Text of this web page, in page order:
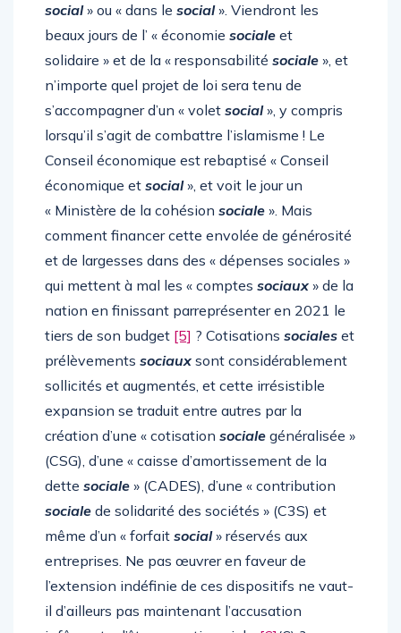
social» ou « dans le social». Viendront les
beaux jours de l’ « économie sociale et
solidaire » et de la « responsabilité sociale », et
n’importe quel projet de loi sera tenu de
s’accompagner d’un « volet social», y compris
lorsqu’il s’agit de combattre l’islamisme ! Le
Conseil économique est rebaptisé « Conseil
économique et social», et voit le jour un
« Ministère de la cohésion sociale ». Mais
comment financer cette envolée de générosité
et de largesses dans des « dépenses sociales »
qui mettent à mal les « comptes sociaux » de la
nation en finissant parreprésenter en 2021 le
tiers de son budget [5] ? Cotisations sociales et
prélèvements sociaux sont considérablement
sollicités et augmentés, et cette irrésistible
expansion se traduit entre autres par la
création d’une « cotisation sociale généralisée »
(CSG), d’une « caisse d’amortissement de la
dette sociale » (CADES), d’une « contribution
sociale de solidarité des sociétés » (C3S) et
même d’un « forfait social» réservés aux
entreprises. Ne pas œuvrer en faveur de
l’extension indéfinie de ces dispositifs ne vaut-
il d’ailleurs pas maintenant l’accusation